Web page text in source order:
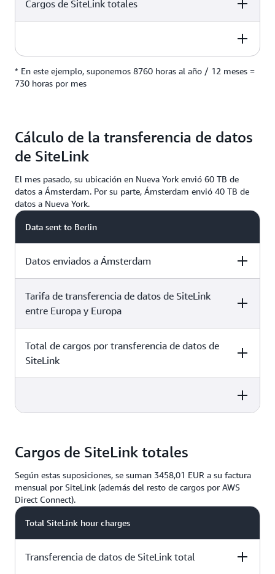
2 locations
Cargos de SiteLink totales
1440,73 EUR al mes
2 locations
* En este ejemplo, suponemos 8760 horas al año / 12 meses =
730 horas por mes
Cálculo de la transferencia de datos
de SiteLink
El mes pasado, su ubicación en Nueva York envió 60 TB de
datos a Ámsterdam. Por su parte, Ámsterdam envió 40 TB de
datos a Nueva York.
Data sent to Berlin
Datos enviados a Ámsterdam
40,960 GB
61 440 GB
Tarifa de transferencia de datos de SiteLink
entre Europa y Europa
40,960 GB
Total de cargos por transferencia de datos de
SiteLink
((40 TB × 1024 GB / TB) + (60 TB × 1024 GB /
TB)) x 0,0197 EUR por GB
Cargos de SiteLink totales
Según estas suposiciones, se suman 3458,01 EUR a su factura
mensual por SiteLink (además del resto de cargos por AWS
Direct Connect).
Total SiteLink hour charges
Transferencia de datos de SiteLink total